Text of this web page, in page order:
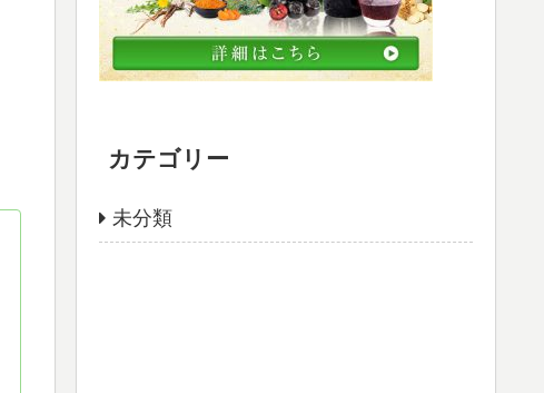
カテゴリー
未分類